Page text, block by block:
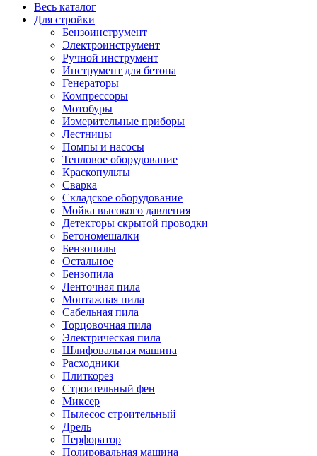
Весь каталог
Для стройки
Бензоинструмент
Электроинструмент
Ручной инструмент
Инструмент для бетона
Генераторы
Компрессоры
Мотобуры
Измерительные приборы
Лестницы
Помпы и насосы
Тепловое оборудование
Краскопульты
Сварка
Складское оборудование
Мойка высокого давления
Детекторы скрытой проводки
Бетономешалки
Бензопилы
Остальное
Бензопила
Ленточная пила
Монтажная пила
Сабельная пила
Торцовочная пила
Электрическая пила
Шлифовальная машина
Расходники
Плиткорез
Строительный фен
Миксер
Пылесос строительный
Дрель
Перфоратор
Полировальная машина